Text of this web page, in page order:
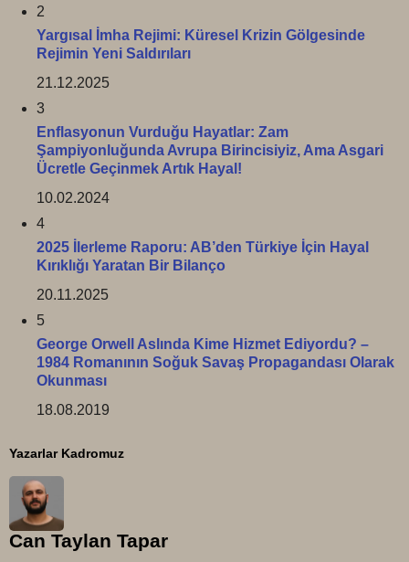
2
Yargısal İmha Rejimi: Küresel Krizin Gölgesinde
Rejimin Yeni Saldırıları
21.12.2025
3
Enflasyonun Vurduğu Hayatlar: Zam
Şampiyonluğunda Avrupa Birincisiyiz, Ama Asgari
Ücretle Geçinmek Artık Hayal!
10.02.2024
4
2025 İlerleme Raporu: AB’den Türkiye İçin Hayal
Kırıklığı Yaratan Bir Bilanço
20.11.2025
5
George Orwell Aslında Kime Hizmet Ediyordu? –
1984 Romanının Soğuk Savaş Propagandası Olarak
Okunması
18.08.2019
Yazarlar Kadromuz
Can Taylan Tapar